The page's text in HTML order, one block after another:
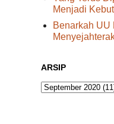
Menjadi
Benarkah UU
ARSIP